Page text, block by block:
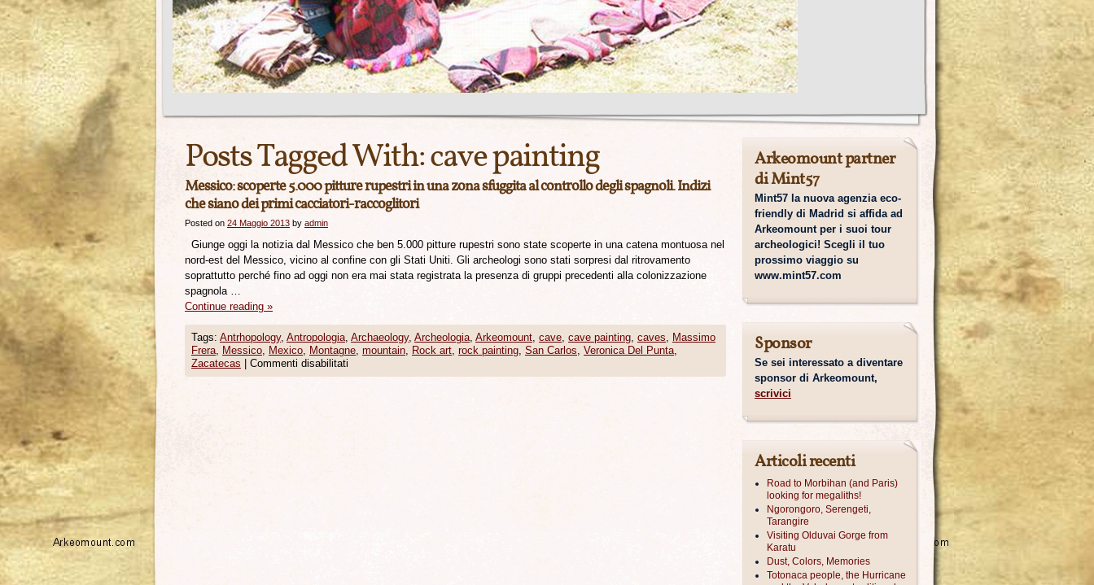
Posts Tagged With:cave painting
Messico: scoperte 5.000 pitture rupestri in una zona sfuggita al controllo degli spagnoli. Indizi
che siano dei primi cacciatori-raccoglitori
Posted on 24 Maggio 2013 by admin
Giunge oggi la notizia dal Messico che ben 5.000 pitture rupestri sono state scoperte in una catena montuosa nel
nord-est del Messico, vicino al confine con gli Stati Uniti. Gli archeologi sono stati sorpresi dal ritrovamento
soprattutto perché fino ad oggi non era mai stata registrata la presenza di gruppi precedenti alla colonizzazione
spagnola …
Continue reading »
Tags: Antrhopology, Antropologia, Archaeology, Archeologia, Arkeomount, cave, cave painting, caves, Massimo
Frera, Messico, Mexico, Montagne, mountain, Rock art, rock painting, San Carlos, Veronica Del Punta,
Zacatecas
Commenti disabilitati
Arkeomount partner
di Mint57
Mint57 la nuova agenzia eco-
friendly di Madrid si affida ad
Arkeomount per i suoi tour
archeologici! Scegli il tuo
prossimo viaggio su
www.mint57.com
Sponsor
Se sei interessato a diventare
sponsor di Arkeomount,
scrivici
Articoli recenti
Road to Morbihan (and Paris)
looking for megaliths!
Ngorongoro, Serengeti,
Tarangire
Visiting Olduvai Gorge from
Karatu
Dust, Colors, Memories
Totonaca people, the Hurricane